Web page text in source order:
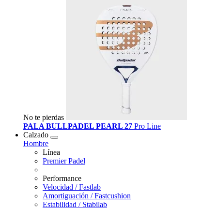
No te pierdas
PALA BULLPADEL PEARL 27 Pro Line
Calzado
Hombre
Línea
Premier Padel
Performance
Velocidad / Fastlab
Amortiguación / Fastcushion
Estabilidad / Stabilab